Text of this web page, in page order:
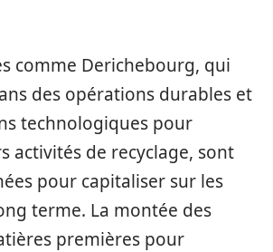
comme Derichebourg, qui
des opérations durables et
technologiques pour
activités de recyclage, sont
pour capitaliser sur les
terme. La montée des
premières pour